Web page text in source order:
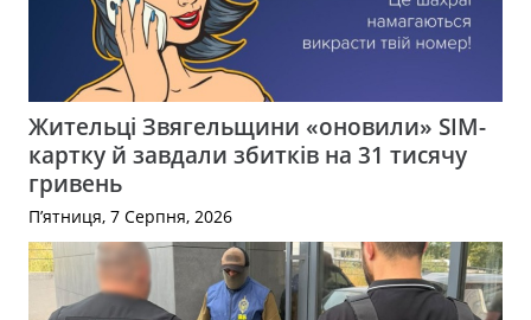
Жительці Звягельщини «оновили» SIM-
картку й завдали збитків на 31 тисячу
гривень
П’ятниця, 7 Серпня, 2026